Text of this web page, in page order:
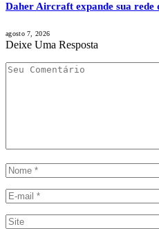
Daher Aircraft expande sua rede
agosto 7, 2026
Deixe Uma Resposta